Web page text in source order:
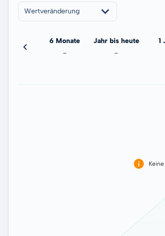
Wertveränderung
0,31 %
6 Monate
-
Jahr bis heute
-
1